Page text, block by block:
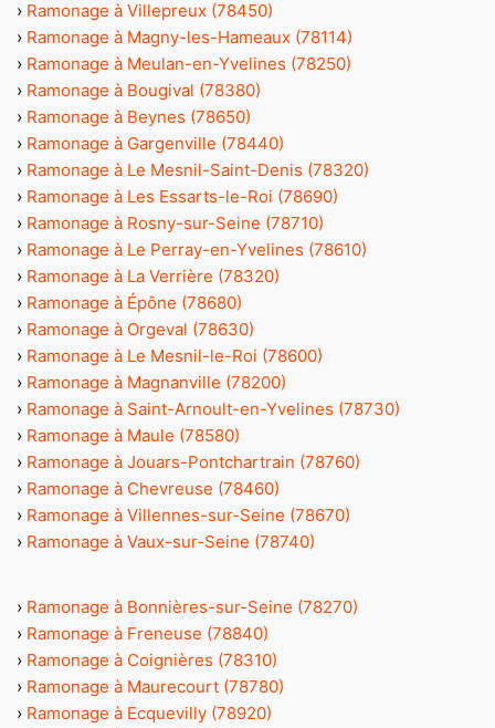
› Ramonage à Villepreux (78450)
› Ramonage à Magny-les-Hameaux (78114)
› Ramonage à Meulan-en-Yvelines (78250)
› Ramonage à Bougival (78380)
› Ramonage à Beynes (78650)
› Ramonage à Gargenville (78440)
› Ramonage à Le Mesnil-Saint-Denis (78320)
› Ramonage à Les Essarts-le-Roi (78690)
› Ramonage à Rosny-sur-Seine (78710)
› Ramonage à Le Perray-en-Yvelines (78610)
› Ramonage à La Verrière (78320)
› Ramonage à Épône (78680)
› Ramonage à Orgeval (78630)
› Ramonage à Le Mesnil-le-Roi (78600)
› Ramonage à Magnanville (78200)
› Ramonage à Saint-Arnoult-en-Yvelines (78730)
› Ramonage à Maule (78580)
› Ramonage à Jouars-Pontchartrain (78760)
› Ramonage à Chevreuse (78460)
› Ramonage à Villennes-sur-Seine (78670)
› Ramonage à Vaux-sur-Seine (78740)
› Ramonage à Bonnières-sur-Seine (78270)
› Ramonage à Freneuse (78840)
› Ramonage à Coignières (78310)
› Ramonage à Maurecourt (78780)
› Ramonage à Ecquevilly (78920)